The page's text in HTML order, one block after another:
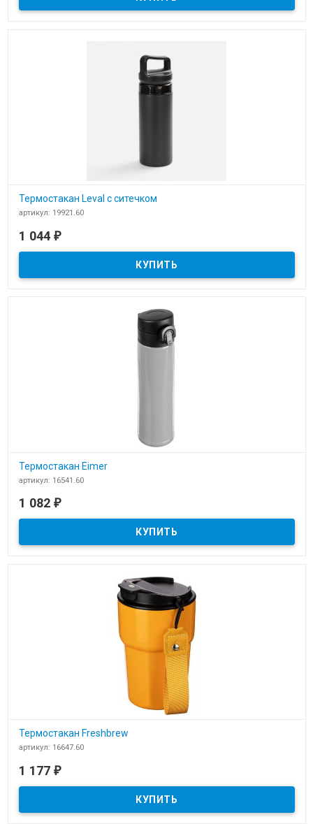
Термостакан Leval с ситечком
артикул: 19921.60
1 044 ₽
Термостакан Eimer
артикул: 16541.60
1 082 ₽
Термостакан Freshbrew
артикул: 16647.60
1 177 ₽